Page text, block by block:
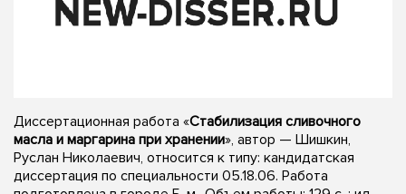
Диссертационная работа «Стабилизация сливочного
масла и маргарина при хранении», автор — Шишкин,
Руслан Николаевич, относится к типу: кандидатская
диссертация по специальности 05.18.06. Работа